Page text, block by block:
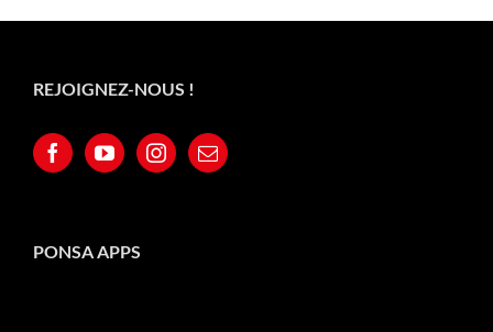
REJOIGNEZ-NOUS !
PONSA APPS